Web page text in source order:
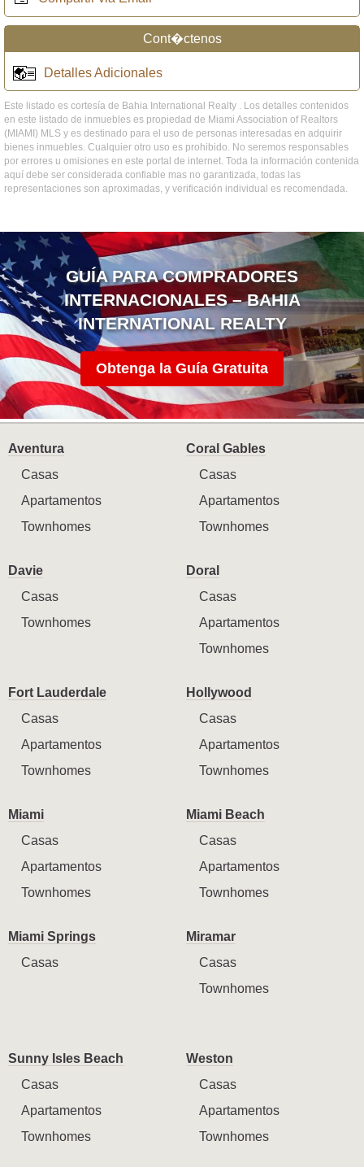
Cont�ctenos
Detalles Adicionales
Este listado es cortesía de Bahia International Realty . Los detalles contenidos
en este listado de inmuebles es propiedad de Miami Association of Realtors
(MIAMI) MLS y es destinado para el uso de personas interesadas en adquirir
bienes inmuebles. Cualquier otro uso es prohibido. No seremos responsables
por errores u omisiones en este portal de internet. Toda la información contenida
aquí debe ser considerada confiable mas no garantizada, todas las
representaciones son aproximadas, y verificación individual es recomendada.
GUÍA PARA COMPRADORES
INTERNACIONALES – BAHIA
INTERNATIONAL REALTY
Obtenga la Guía Gratuita
Aventura
Casas
Apartamentos
Townhomes
Coral Gables
Casas
Apartamentos
Townhomes
Davie
Casas
Townhomes
Doral
Casas
Apartamentos
Townhomes
Fort Lauderdale
Casas
Apartamentos
Townhomes
Hollywood
Casas
Apartamentos
Townhomes
Miami
Casas
Apartamentos
Townhomes
Miami Beach
Casas
Apartamentos
Townhomes
Miami Springs
Casas
Miramar
Casas
Townhomes
Sunny Isles Beach
Casas
Apartamentos
Townhomes
Weston
Casas
Apartamentos
Townhomes